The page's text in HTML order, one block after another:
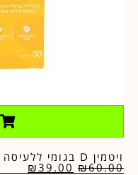
ויטמין D בגומי ללעיסה
₪60.00
₪39.00